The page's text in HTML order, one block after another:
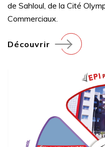
de Sahloul, de la Cité
Commerciaux.
Découvrir